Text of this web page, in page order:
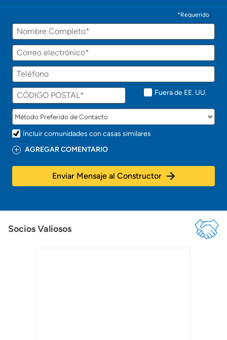
r
á
r
n
t
!
*Requerido
Nombre
Correo
electrónico
Teléfono
Fuera de EE. UU.
Incluir comunidades con casas similares
AGREGAR COMENTARIO
Enviar Mensaje al Constructor
Socios Valiosos